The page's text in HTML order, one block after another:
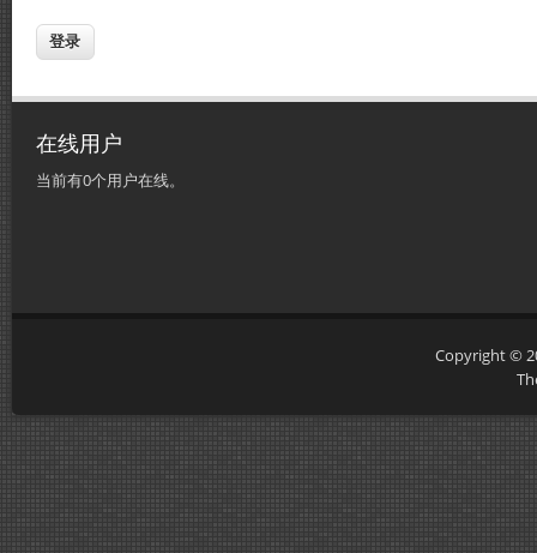
在线用户
当前有0个用户在线。
Copyright ©